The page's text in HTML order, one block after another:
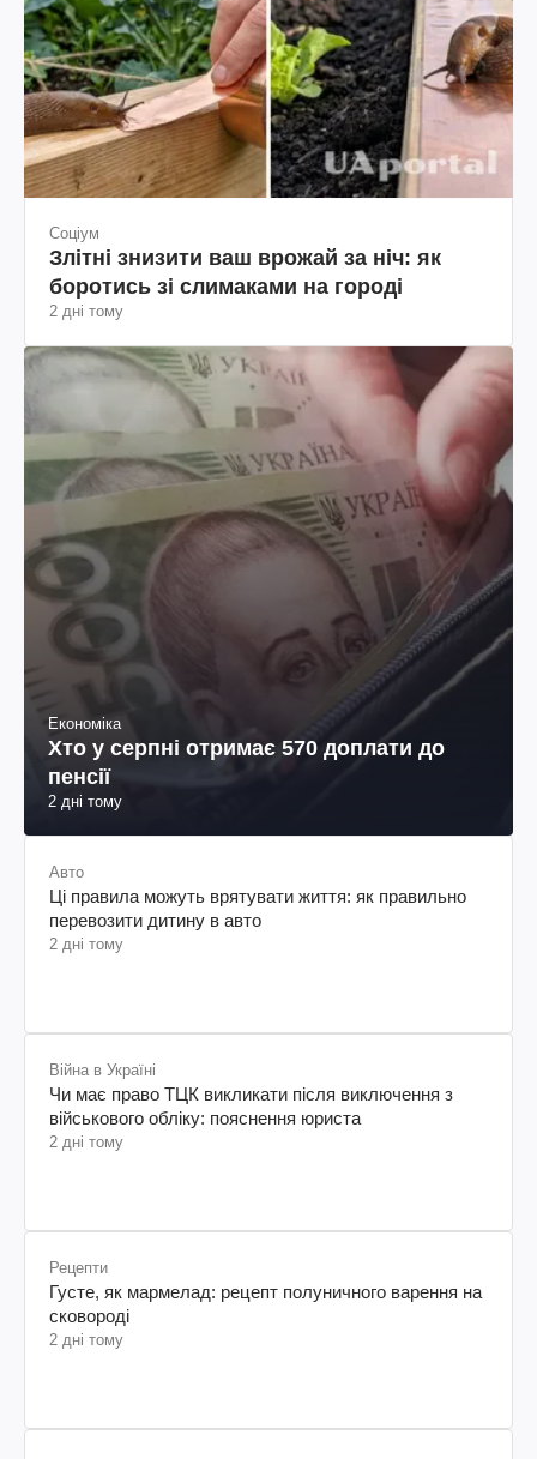
Соціум
Злітні знизити ваш врожай за ніч: як
боротись зі слимаками на городі
2 дні тому
Економіка
Хто у серпні отримає 570 доплати до
пенсії
2 дні тому
Авто
Ці правила можуть врятувати життя: як правильно
перевозити дитину в авто
2 дні тому
Війна в Україні
Чи має право ТЦК викликати після виключення з
військового обліку: пояснення юриста
2 дні тому
Рецепти
Густе, як мармелад: рецепт полуничного варення на
сковороді
2 дні тому